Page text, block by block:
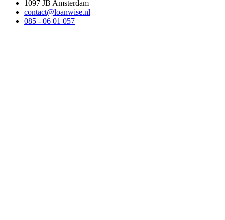
1097 JB Amsterdam
contact@loanwise.nl
085 - 06 01 057